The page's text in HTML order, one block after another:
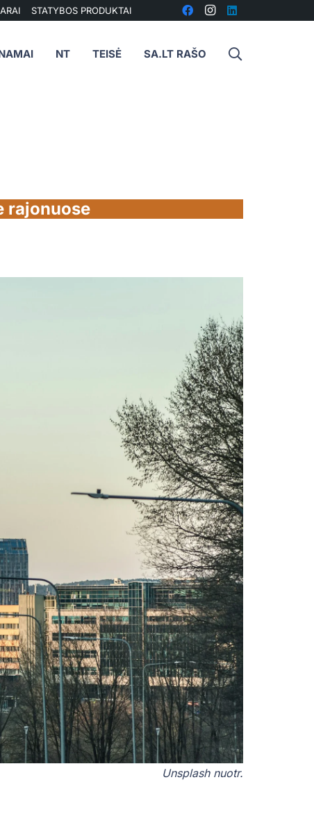
STATYBOS PRODUKTAI
NT TEISĖ SA.LT RAŠO
rajonuose
Unsplash nuotr.